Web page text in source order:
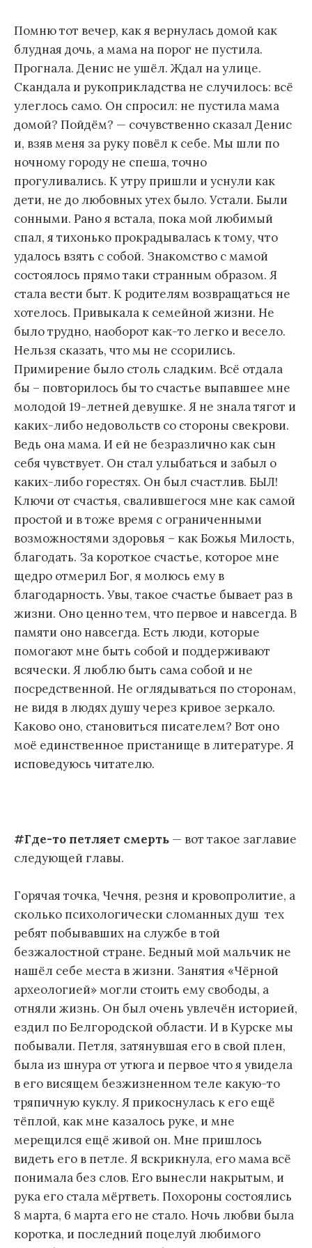
Помню тот вечер, как я вернулась домой как
блудная дочь, а мама на порог не пустила.
Прогнала. Денис не ушёл. Ждал на улице.
Скандала и рукоприкладства не случилось: всё
улеглось само. Он спросил: не пустила мама
домой? Пойдём? — сочувственно сказал Денис
и, взяв меня за руку повёл к себе. Мы шли по
ночному городу не спеша, точно
прогуливались. К утру пришли и уснули как
дети, не до любовных утех было. Устали. Были
сонными. Рано я встала, пока мой любимый
спал, я тихонько прокрадывалась к тому, что
удалось взять с собой. Знакомство с мамой
состоялось прямо таки странным образом. Я
стала вести быт. К родителям возвращаться не
хотелось. Привыкала к семейной жизни. Не
было трудно, наоборот как-то легко и весело.
Нельзя сказать, что мы не ссорились.
Примирение было столь сладким. Всё отдала
бы – повторилось бы то счастье выпавшее мне
молодой 19-летней девушке. Я не знала тягот и
каких-либо недовольств со стороны свекрови.
Ведь она мама. И ей не безразлично как сын
себя чувствует. Он стал улыбаться и забыл о
каких-либо горестях. Он был счастлив. БЫЛ!
Ключи от счастья, свалившегося мне как самой
простой и в тоже время с ограниченными
возможностями здоровья – как Божья Милость,
благодать. За короткое счастье, которое мне
щедро отмерил Бог, я молюсь ему в
благодарность. Увы, такое счастье бывает раз в
жизни. Оно ценно тем, что первое и навсегда. В
памяти оно навсегда. Есть люди, которые
помогают мне быть собой и поддерживают
всячески. Я люблю быть сама собой и не
посредственной. Не оглядываться по сторонам,
не видя в людях душу через кривое зеркало.
Каково оно, становиться писателем? Вот оно
моё единственное пристанище в литературе. Я
исповедуюсь читателю.
#Где-то петляет смерть — вот такое заглавие
следующей главы.
Горячая точка, Чечня, резня и кровопролитие, а
сколько психологически сломанных душ тех
ребят побывавших на службе в той
безжалостной стране. Бедный мой мальчик не
нашёл себе места в жизни. Занятия «Чёрной
археологией» могли стоить ему свободы, а
отняли жизнь. Он был очень увлечён историей,
ездил по Белгородской области. И в Курске мы
побывали. Петля, затянувшая его в свой плен,
была из шнура от утюга и первое что я увидела
в его висящем безжизненном теле какую-то
тряпичную куклу. Я прикоснулась к его ещё
тёплой, как мне казалось руке, и мне
мерещился ещё живой он. Мне пришлось
видеть его в петле. Я вскрикнула, его мама всё
понимала без слов. Его вынесли накрытым, и
рука его стала мёртветь. Похороны состоялись
8 марта, 6 марта его не стало. Ночь любви была
коротка, и последний поцелуй любимого